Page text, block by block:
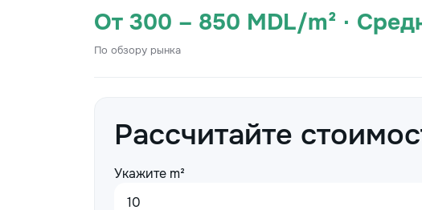
От 300 – 850 MDL/m² ·
По обзору рынка
Рассчитайте
Укажите m²